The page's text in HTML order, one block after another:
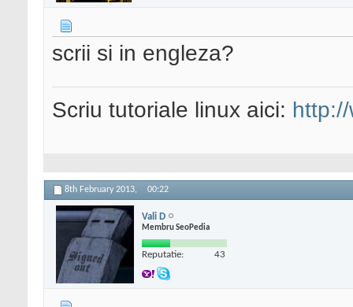
scrii si in engleza?
Scriu tutoriale linux aici:
8th February 2013, 00:22
Vali D
Membru SeoPedia
Reputatie: 43